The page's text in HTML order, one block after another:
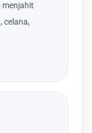
menjahit
celana,